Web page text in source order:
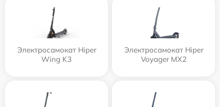
Электросамокат Hiper
Wing K3
Электросамокат Hiper
Voyager MX2